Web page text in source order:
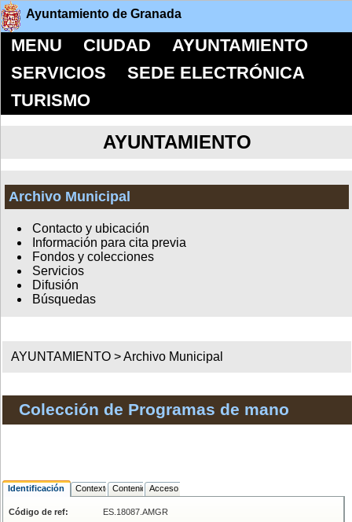
Ayuntamiento de Granada
MENU CIUDAD
AYUNTAMIENTO
SERVICIOS
SEDE ELECTRÓNICA
TURISMO
AYUNTAMIENTO
Archivo Municipal
Contacto y ubicación
Información para cita previa
Fondos y colecciones
Servicios
Difusión
Búsquedas
AYUNTAMIENTO >Archivo Municipal
Colección de Programas de mano
Identificación Contexto ContenidoAcceso
Código de ref: ES.18087.AMGR